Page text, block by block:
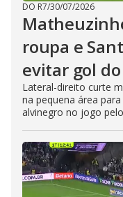
DO R7/30/07/2026
roupa e
evitar gol
Lateral-direito curte
na pequena área
alvinegro no jogo